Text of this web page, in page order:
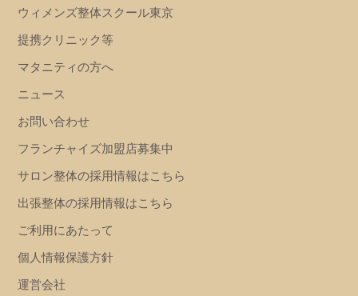
ウィメンズ整体スクール東京
提携クリニック等
マタニティの方へ
ニュース
お問い合わせ
フランチャイズ加盟店募集中
サロン整体の採用情報はこちら
出張整体の採用情報はこちら
ご利用にあたって
個人情報保護方針
運営会社